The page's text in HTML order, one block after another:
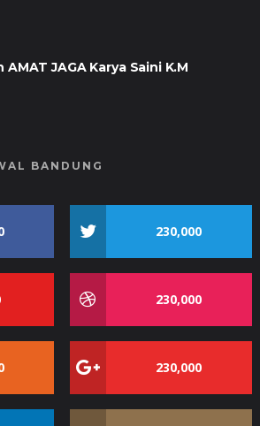
AMAT JAGA Karya Saini K.M
BANDUNG
230,000
230,000
230,000